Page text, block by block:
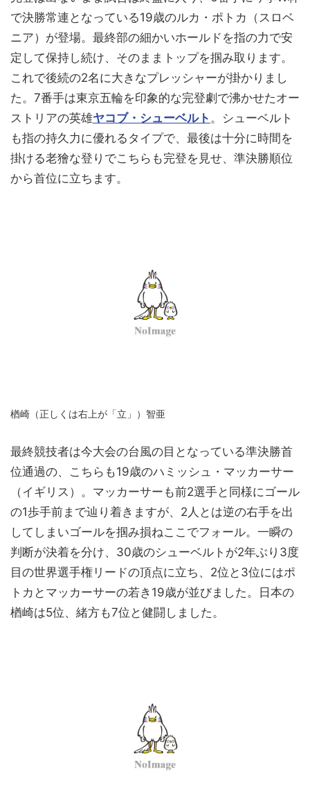
で決勝常連となっている19歳のルカ・ポトカ（スロベ
ニア）が登場。最終部の細かいホールドを指の力で安
定して保持し続け、そのままトップを掴み取ります。
これで後続の2名に大きなプレッシャーが掛かりまし
た。7番手は東京五輪を印象的な完登劇で沸かせたオー
ストリアの英雄ヤコブ・シューベルト 。シューベルト
も指の持久力に優れるタイプで、最後は十分に時間を
掛ける老獪な登りでこちらも完登を見せ、準決勝順位
から首位に立ちます。
楢崎（正しくは右上が「立」）智亜
最終競技者は今大会の台風の目となっている準決勝首
位通過の、こちらも19歳のハミッシュ・マッカーサー
（イギリス）。マッカーサーも前2選手と同様にゴール
の1歩手前まで辿り着きますが、2人とは逆の右手を出
してしまいゴールを掴み損ねここでフォール。一瞬の
判断が決着を分け、30歳のシューベルトが2年ぶり3度
目の世界選手権リードの頂点に立ち、2位と3位にはポ
トカとマッカーサーの若き19歳が並びました。日本の
楢崎は5位、緒方も7位と健闘しました。